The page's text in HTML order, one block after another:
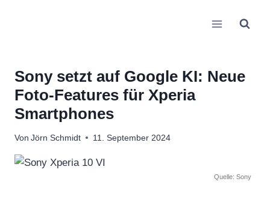
Sony setzt auf Google KI: Neue
Foto-Features für Xperia
Smartphones
Von Jörn Schmidt 11. September 2024
Quelle: Sony